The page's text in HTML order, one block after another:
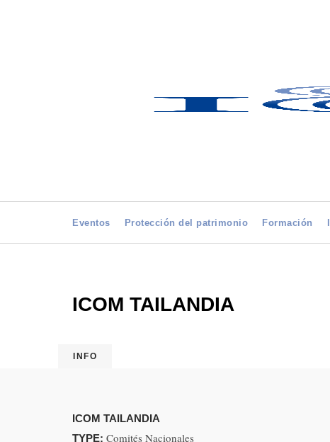
Eventos Protección del patrimonio Formación
ICOM TAILANDIA
INFO
ICOM TAILANDIA
TYPE: Comités Nacionales